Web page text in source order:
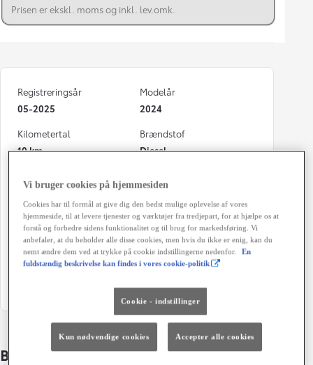
Prisen er ekskl. moms og inkl. lev.omk.
Registreringsår
05-2025
Modelår
2024
Kilometertal
10 km
Brændstof
Diesel
Varebil
102 HK
Geartype
Manuel gearkasse
Døre
4
Farve
Energiklasse
Bildetaljer
Vi bruger cookies på hjemmesiden
Cookies har til formål at give dig den bedst mulige oplevelse af vores
hjemmeside, til at levere tjenester og værktøjer fra tredjepart, for at hjælpe os at
forstå og forbedre sidens funktionalitet og til brug for markedsføring. Vi
anbefaler, at du beholder alle disse cookies, men hvis du ikke er enig, kan du
nemt ændre dem ved at trykke på cookie indstillingerne nedenfor.
En
fuldstændig beskrivelse kan findes i vores cookie-politik
Cookie - indstillinger
Kun nødvendige cookies Accepter alle cookies